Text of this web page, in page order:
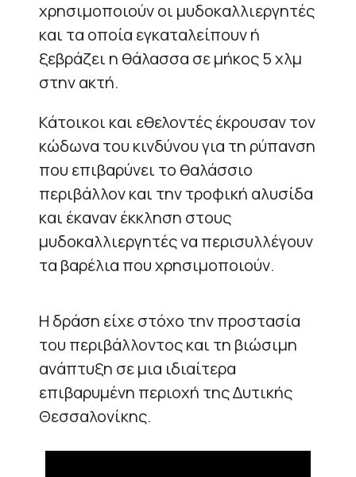
χρησιμοποιούν οι μυδοκαλλιεργητές
και τα οποία εγκαταλείπουν ή
ξεβράζει η θάλασσα σε μήκος 5 χλμ
στην ακτή.
Κάτοικοι και εθελοντές έκρουσαν τον
κώδωνα του κινδύνου για τη ρύπανση
που επιβαρύνει το θαλάσσιο
περιβάλλον και την τροφική αλυσίδα
και έκαναν έκκληση στους
μυδοκαλλιεργητές να περισυλλέγουν
τα βαρέλια που χρησιμοποιούν.
Η δράση είχε στόχο την προστασία
του περιβάλλοντος και τη βιώσιμη
ανάπτυξη σε μια ιδιαίτερα
επιβαρυμένη περιοχή της Δυτικής
Θεσσαλονίκης.